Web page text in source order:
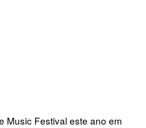
Music Festival este ano em